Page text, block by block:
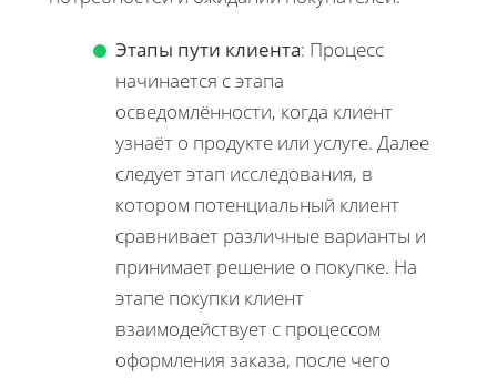
Этапы пути клиента: Процесс
начинается с этапа
осведомлённости, когда клиент
узнаёт о продукте или услуге. Далее
следует этап исследования, в
котором потенциальный клиент
сравнивает различные варианты и
принимает решение о покупке. На
этапе покупки клиент
взаимодействует с процессом
оформления заказа, после чего